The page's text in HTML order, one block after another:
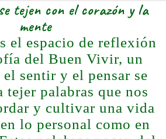
tejen con el corazón y la
mente
el espacio de reflexión
del Buen Vivir, un
sentir y el pensar se
tejer palabras que nos
y cultivar una vida
lo personal como en